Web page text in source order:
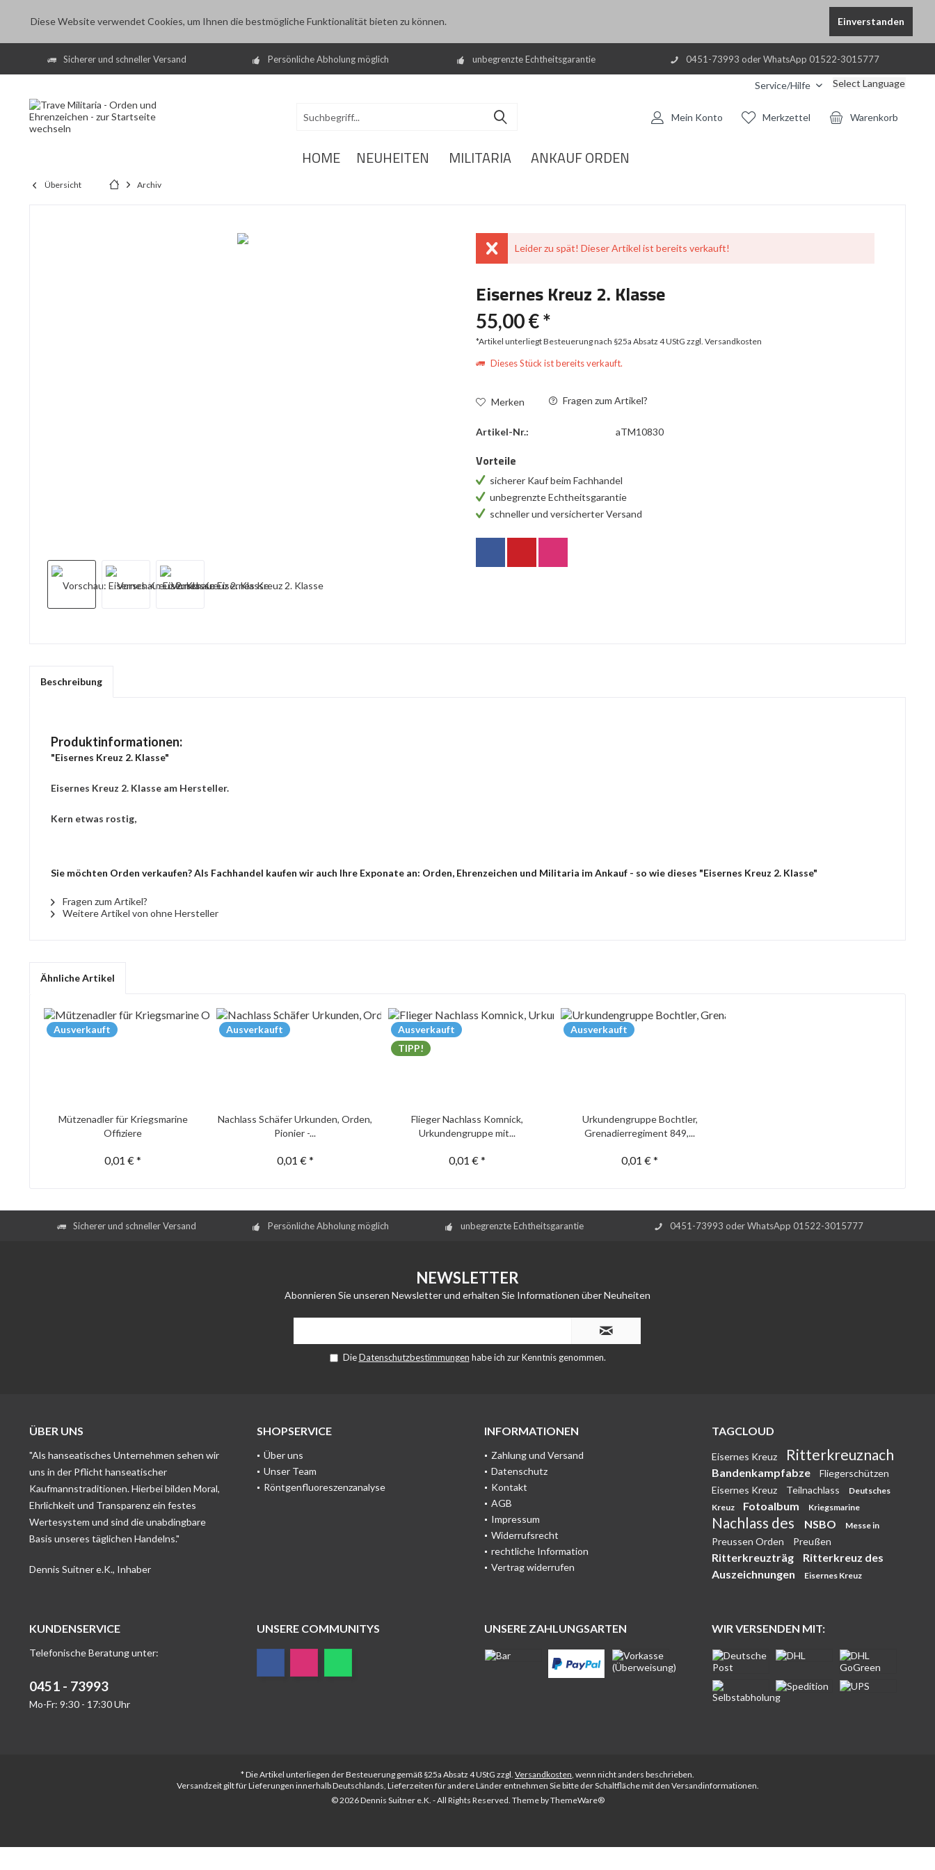
Diese Website verwendet Cookies, um Ihnen die bestmögliche Funktionalität bieten zu können. Einverstanden
Sicherer und schneller Versand Persönliche Abholung möglich unbegrenzte Echtheitsgarantie 0451-73993 oder WhatsApp 01522-3015777
Service/Hilfe Select Language
Warenkorb
Merkzettel
Mein Konto
HOME NEUHEITEN MILITARIA ANKAUF ORDEN
Übersicht Archiv
Leider zu spät! Dieser Artikel ist bereits verkauft!
Eisernes Kreuz 2. Klasse
55,00 € *
*Artikel unterliegt Besteuerung nach §25a Absatz 4 UStGzzgl. Versandkosten
Dieses Stück ist bereits verkauft.
Merken Fragen zum Artikel?
Artikel-Nr.: aTM10830
Vorteile
sicherer Kauf beim Fachhandel
unbegrenzte Echtheitsgarantie
schneller und versicherter Versand
Beschreibung
Produktinformationen:
"Eisernes Kreuz 2. Klasse"
Eisernes Kreuz 2. Klasse am Hersteller.
Kern etwas rostig,
Sie möchten Orden verkaufen? Als Fachhandel kaufen wir auch Ihre Exponate an: Orden, Ehrenzeichen und Militaria im Ankauf - so wie dieses "Eisernes Kreuz 2. Klasse"
Fragen zum Artikel?
Weitere Artikel von ohne Hersteller
Ähnliche Artikel
Ausverkauft
Mützenadler für Kriegsmarine
Offiziere
0,01 € *
Ausverkauft
Nachlass Schäfer Urkunden, Orden,
Pionier -...
0,01 € *
Ausverkauft
TIPP!
Flieger Nachlass Komnick,
Urkundengruppe mit...
0,01 € *
Ausverkauft
Urkundengruppe Bochtler,
Grenadierregiment 849,...
0,01 € *
Sicherer und schneller Versand Persönliche Abholung möglich unbegrenzte Echtheitsgarantie 0451-73993 oder WhatsApp 01522-3015777
NEWSLETTER
Abonnieren Sie unseren Newsletter und erhalten Sie Informationen über Neuheiten
DieDatenschutzbestimmungen habe ich zur Kenntnis genommen.
ÜBER UNS
"Als hanseatisches Unternehmen sehen wir
uns in der Pflicht hanseatischer
Kaufmannstraditionen. Hierbei bilden Moral,
Ehrlichkeit und Transparenz ein festes
Wertesystem und sind die unabdingbare
Basis unseres täglichen Handelns."
Dennis Suitner e.K., Inhaber
SHOPSERVICE
Über uns
Unser Team
Röntgenfluoreszenzanalyse
INFORMATIONEN
Zahlung und Versand
Datenschutz
Kontakt
AGB
Impressum
Widerrufsrecht
rechtliche Information
Vertrag widerrufen
TAGCLOUD
Eisernes Kreuz Ritterkreuznach
Bandenkampfabze
Fliegerschützen
Eisernes Kreuz
Teilnachlass
Deutsches
Kreuz
Fotoalbum Kriegsmarine
Nachlass des NSBO Messe in
Preussen Orden Preußen
Ritterkreuzträg
Ritterkreuz des
Auszeichnungen
Eisernes Kreuz
KUNDENSERVICE
Telefonische Beratung unter:
0451 - 73993
Mo-Fr: 9:30 - 17:30 Uhr
UNSERE COMMUNITYS UNSERE ZAHLUNGSARTEN WIR VERSENDEN MIT:
* Die Artikel unterliegen der Besteuerung gemäß §25a Absatz 4 UStG zzgl. Versandkosten, wenn nicht anders beschrieben.
Versandzeit gilt für Lieferungen innerhalb Deutschlands, Lieferzeiten für andere Länder entnehmen Sie bitte der Schaltfläche mit den Versandinformationen.
© 2026 Dennis Suitner e.K. - All Rights Reserved. Theme byThemeWare®